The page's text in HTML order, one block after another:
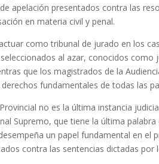
apelación presentados contra las
en materia civil y penal.
como tribunal de jurado en los
al azar, conocidos como
que los magistrados de la
fundamentales de todas las
no es la última instancia
Supremo, que tiene la última
un papel fundamental en el
contra las sentencias dictadas por